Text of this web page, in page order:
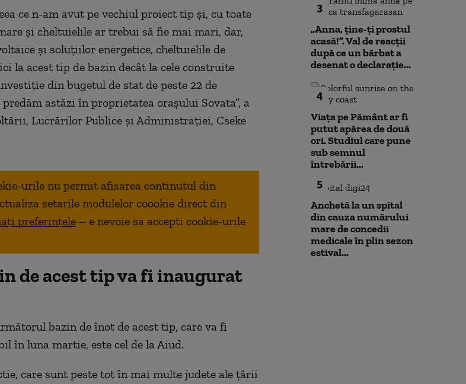
ce n-am avut pe vechiul proiect tip şi, cu toate
şi cheltuielile ar trebui să fie mai mari, dar,
şi soluţiilor energetice, cheltuielile de
la acest tip de bazin decât la cele construite
ţie din bugetul de stat de peste 22 de
predăm astăzi în proprietatea oraşului Sovata”, a
Lucrărilor Publice şi Administraţiei, Cseke
urile nu permit afisarea continutul din
setarile modulelor coookie direct din
preferințele – e nevoie sa accepti cookie-urile
de acest tip va fi inaugurat
bazin de înot de acest tip, care va fi
în luna martie, este cel de la Aiud.
ţie, care sunt peste tot în mai multe judeţe ale ţării
3
„Anna, ţine-ţi prostul
acasă!”. Val de reacții
după ce un bărbat a
desenat o declarație...
4
Viața pe Pământ ar fi
putut apărea de două
ori. Studiul care pune
sub semnul
întrebării...
5
Anchetă la un spital
din cauza numărului
mare de concedii
medicale în plin sezon
estival...